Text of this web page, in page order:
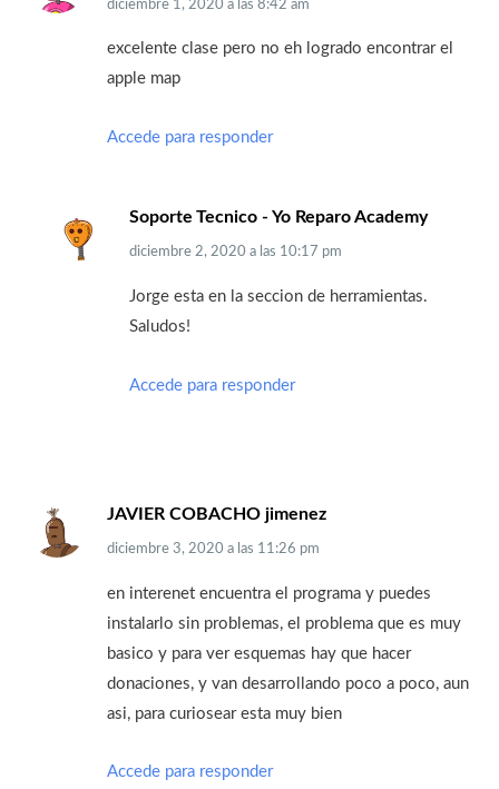
diciembre 1, 2020 a las 8:42 am
excelente clase pero no eh logrado encontrar el
apple map
Accede para responder
Soporte Tecnico - Yo Reparo Academy
diciembre 2, 2020 a las 10:17 pm
Jorge esta en la seccion de herramientas.
Saludos!
Accede para responder
JAVIER COBACHO jimenez
diciembre 3, 2020 a las 11:26 pm
en interenet encuentra el programa y puedes
instalarlo sin problemas, el problema que es muy
basico y para ver esquemas hay que hacer
donaciones, y van desarrollando poco a poco, aun
asi, para curiosear esta muy bien
Accede para responder